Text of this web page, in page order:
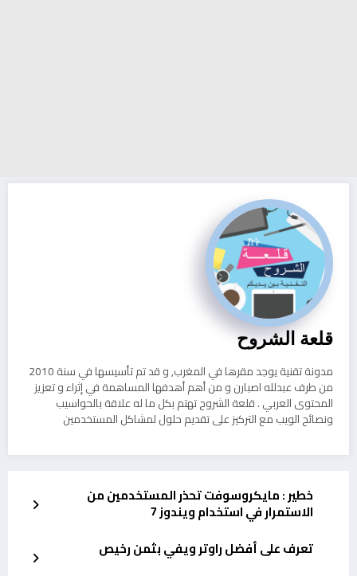
قلعة الشروح
مدونة تقنية يوجد مقرها في المغرب, و قد تم تأسيسها في سنة 2010
من طرف عبدلله اصبارن و من أهم أهدفها المساهمة في إثراء و تعزيز
المحتوى العربي . قلعة الشروح تهتم بكل ما له علاقة بالحواسيب
ونصائح الويب مع التركيز على تقديم حلول لمشاكل المستخدمين
خطير : مايكروسوفت تحذر المستخدمين من
الاستمرار في استخدام ويندوز 7
تعرف على أفضل راوتر ويفي بثمن رخيص